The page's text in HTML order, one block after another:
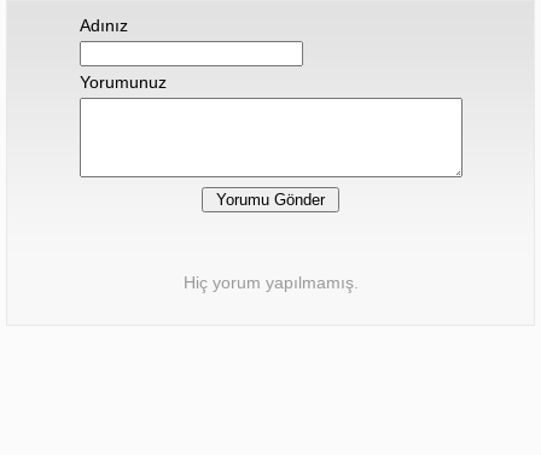
Adınız
Yorumunuz
Hiç yorum yapılmamış.